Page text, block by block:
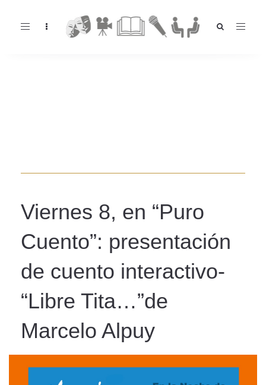
Toggle
Viernes 8, en “Puro
Cuento”: presentación
de cuento interactivo-
“Libre Tita…”de
Marcelo Alpuy